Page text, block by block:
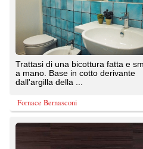
Rivestimenti Murali RIFLESSI. Una
vastissima scelta di varianti disegno e
colore per soddisfare al ...